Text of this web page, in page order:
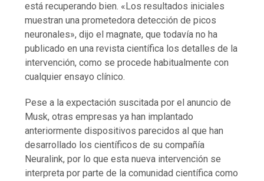
está recuperando bien. «Los resultados iniciales
muestran una prometedora detección de picos
neuronales», dijo el magnate, que todavía no ha
publicado en una revista científica los detalles de la
intervención, como se procede habitualmente con
cualquier ensayo clínico.
Pese a la expectación suscitada por el anuncio de
Musk, otras empresas ya han implantado
anteriormente dispositivos parecidos al que han
desarrollado los científicos de su compañía
Neuralink, por lo que esta nueva intervención se
interpreta por parte de la comunidad científica como